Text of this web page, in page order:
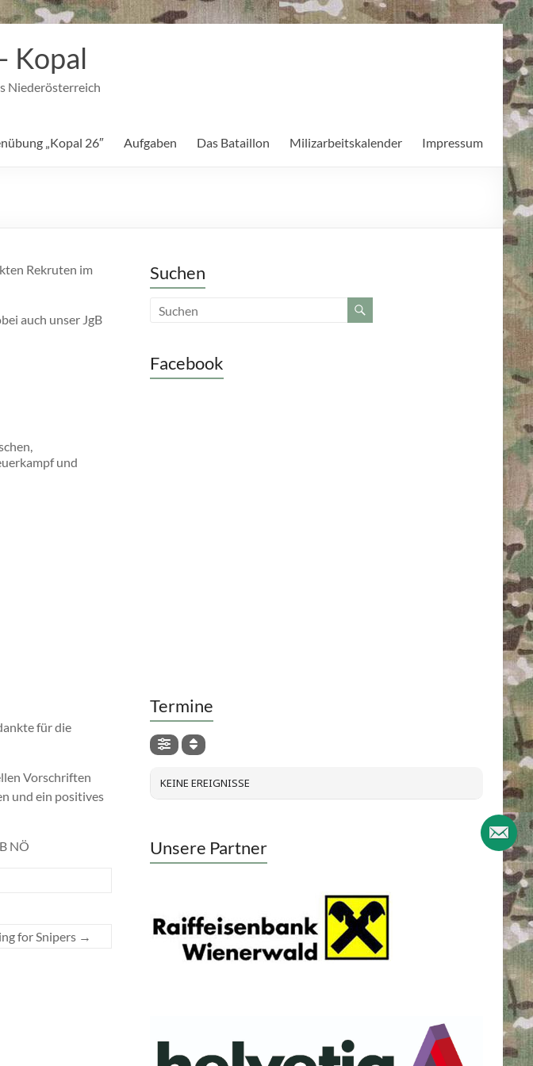
Kopal
Niederösterreich
„Kopal 26″ Aufgaben Das Bataillon Milizarbeitskalender Impressum
Rekruten im
auch unser JgB
und
für die
Vorschriften
und ein positives
NÖ
for Snipers →
Suchen
Facebook
Termine
KEINE EREIGNISSE
Unsere Partner